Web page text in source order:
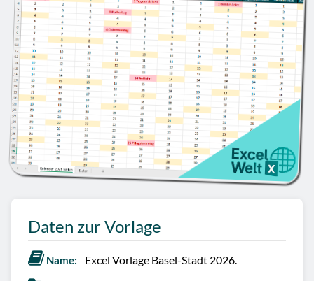
Daten zur Vorlage
Name: Excel Vorlage Basel-Stadt 2026.